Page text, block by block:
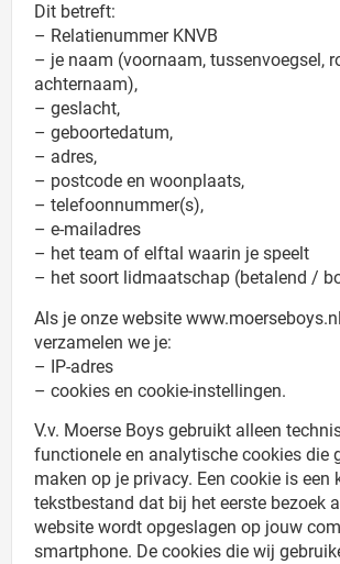
Dit betreft:
– Relatienummer KNVB
– je naam (voornaam, tussenvoegsel,
achternaam),
– geslacht,
– geboortedatum,
– adres,
– postcode en woonplaats,
– telefoonnummer(s),
– e-mailadres
– het team of elftal waarin je speelt
– het soort lidmaatschap (betalend /
Als je onze website
verzamelen we je:
– IP-adres
– cookies en cookie-instellingen.
V.v. Moerse Boys gebruikt alleen
functionele en analytische cookies die
maken op je privacy. Een cookie is een
tekstbestand dat bij het eerste bezoek
website wordt opgeslagen op jouw
smartphone. De cookies die wij